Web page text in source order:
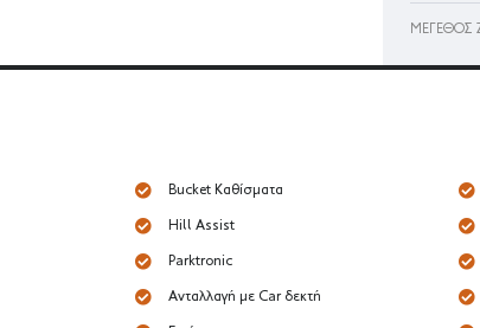
ΜΈΓΕΘΟΣ
Bucket Καθίσματα
Hill Assist
Parktronic
Ανταλλαγή με Car δεκτή